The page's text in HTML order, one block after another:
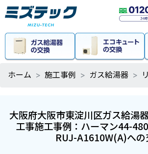
ホーム 施工事例 ガス給湯器
大阪府大阪市東淀川区ガス給湯
工事施工事例：ハーマン44-
RUJ-A1610W(A)への